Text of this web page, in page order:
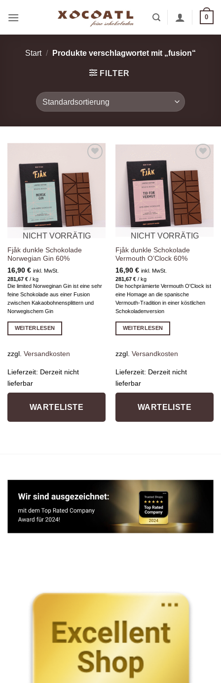
Inhalt
0
Start / Produkte verschlagwortet mit „fusion“
FILTER
Wunschliste
hinzufügen
NICHT VORRÄTIG
Fjåk dunkle Schokolade
Norwegian Gin 60%
16,90 € inkl. MwSt.
281,67 €/ kg
Die limited Norweginan Gin ist eine sehr
feine Schokolade aus einer Fusion
zwischen Kakaobohnensplittern und
Norwegischem Gin
WEITERLESEN
zzgl. Versandkosten
Lieferzeit: Derzeit nicht
lieferbar
WARTELISTE
Wunschliste
hinzufügen
NICHT VORRÄTIG
Fjåk dunkle Schokolade
Vermouth O’Clock 60%
16,90 € inkl. MwSt.
281,67 €/ kg
Die hochprämierte Vermouth O'Clock ist
eine Homage an die spanische
Vermouth-Tradition in einer köstlichen
Schokoladenversion
WEITERLESEN
zzgl. Versandkosten
Lieferzeit: Derzeit nicht
lieferbar
WARTELISTE